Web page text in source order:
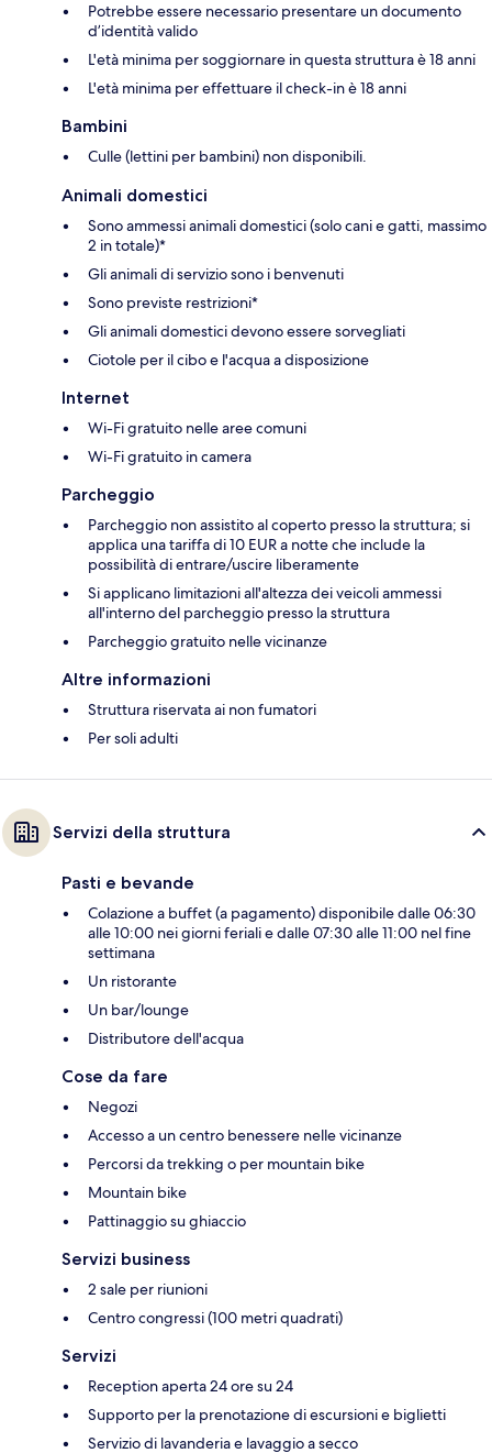
Potrebbe essere necessario presentare un documento
d’identità valido
L'età minima per soggiornare in questa struttura è 18 anni
L'età minima per effettuare il check-in è 18 anni
Bambini
Culle (lettini per bambini) non disponibili.
Animali domestici
Sono ammessi animali domestici (solo cani e gatti, massimo
2 in totale)*
Gli animali di servizio sono i benvenuti
Sono previste restrizioni*
Gli animali domestici devono essere sorvegliati
Ciotole per il cibo e l'acqua a disposizione
Internet
Wi-Fi gratuito nelle aree comuni
Wi-Fi gratuito in camera
Parcheggio
Parcheggio non assistito al coperto presso la struttura; si
applica una tariffa di 10 EUR a notte che include la
possibilità di entrare/uscire liberamente
Si applicano limitazioni all'altezza dei veicoli ammessi
all'interno del parcheggio presso la struttura
Parcheggio gratuito nelle vicinanze
Altre informazioni
Struttura riservata ai non fumatori
Per soli adulti
Servizi della struttura
Pasti e bevande
Colazione a buffet (a pagamento) disponibile dalle 06:30
alle 10:00 nei giorni feriali e dalle 07:30 alle 11:00 nel fine
settimana
Un ristorante
Un bar/lounge
Distributore dell'acqua
Cose da fare
Negozi
Accesso a un centro benessere nelle vicinanze
Percorsi da trekking o per mountain bike
Mountain bike
Pattinaggio su ghiaccio
Servizi business
2 sale per riunioni
Centro congressi (100 metri quadrati)
Servizi
Reception aperta 24 ore su 24
Supporto per la prenotazione di escursioni e biglietti
Servizio di lavanderia e lavaggio a secco